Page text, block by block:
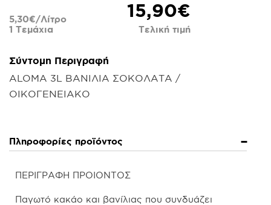
15,90€
Τελική τιμή
5,30€/Λίτρο
1 Τεμάχια
Σύντομη Περιγραφή
ALOMA 3L ΒΑΝΙΛΙΑ ΣΟΚΟΛΑΤΑ /
ΟΙΚΟΓΕΝΕΙΑΚΟ
Πληροφορίες προϊόντος
ΠΕΡΙΓΡΑΦΗ ΠΡΟΙΟΝΤΟΣ
Παγωτό κακάο και βανίλιας που συνδυάζει